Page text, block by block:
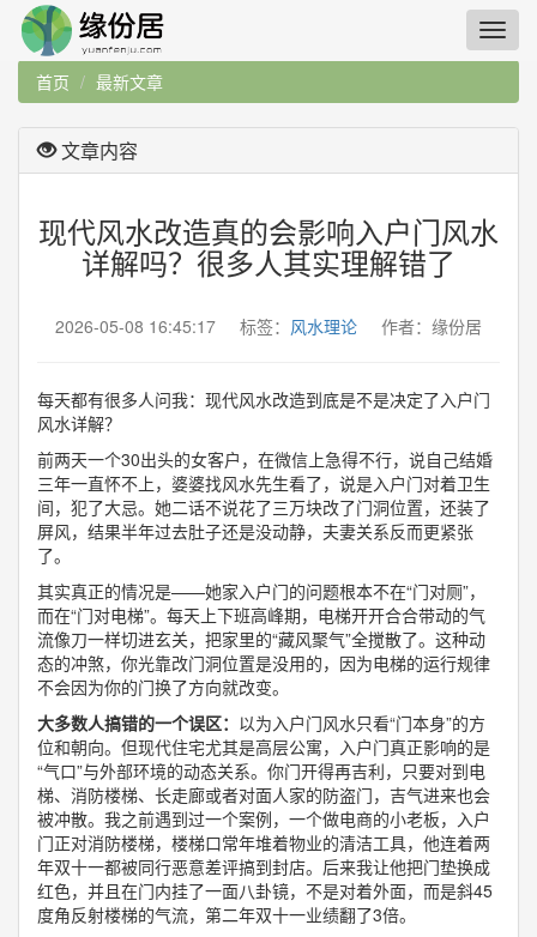
首页 最新文章
文章内容
现代风水改造真的会影响入户门风水
详解吗？很多人其实理解错了
2026-05-08 16:45:17 标签： 风水理论 作者：缘份居
每天都有很多人问我：现代风水改造到底是不是决定了入户门
风水详解？
前两天一个30出头的女客户，在微信上急得不行，说自己结婚
三年一直怀不上，婆婆找风水先生看了，说是入户门对着卫生
间，犯了大忌。她二话不说花了三万块改了门洞位置，还装了
屏风，结果半年过去肚子还是没动静，夫妻关系反而更紧张
了。
其实真正的情况是——她家入户门的问题根本不在“门对厕”，
而在“门对电梯”。每天上下班高峰期，电梯开开合合带动的气
流像刀一样切进玄关，把家里的“藏风聚气”全搅散了。这种动
态的冲煞，你光靠改门洞位置是没用的，因为电梯的运行规律
不会因为你的门换了方向就改变。
大多数人搞错的一个误区： 以为入户门风水只看“门本身”的方
位和朝向。但现代住宅尤其是高层公寓，入户门真正影响的是
“气口”与外部环境的动态关系。你门开得再吉利，只要对到电
梯、消防楼梯、长走廊或者对面人家的防盗门，吉气进来也会
被冲散。我之前遇到过一个案例，一个做电商的小老板，入户
门正对消防楼梯，楼梯口常年堆着物业的清洁工具，他连着两
年双十一都被同行恶意差评搞到封店。后来我让他把门垫换成
红色，并且在门内挂了一面八卦镜，不是对着外面，而是斜45
度角反射楼梯的气流，第二年双十一业绩翻了3倍。